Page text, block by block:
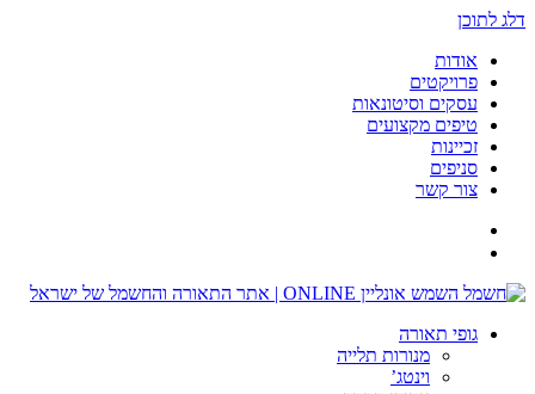
דלג לתוכן
אודות
פרויקטים
עסקים וסיטונאות
טיפים מקצועים
זכיינות
סניפים
צור קשר
גופי תאורה
מנורות תלייה
וינטג’